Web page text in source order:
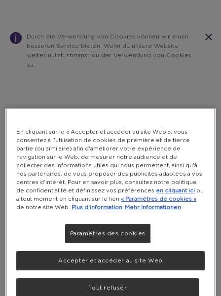
Durch die Verwendung von Cookies können wir einen
besseren Service bieten. Wenn du unsere Website
weiter nutzt, stimmst du der Verwendung von Cookies
zu.
changed
En cliquant sur le « Accepter et accéder au site Web », vous
consentez à l'utilisation de cookies de première et de tierce
partie (ou similaire) afin d'améliorer votre expérience de
navigation sur le Web, de mesurer notre audience et de
collecter des informations utiles qui nous permettent, ainsi qu'à
nos partenaires, de vous proposer des publicités adaptées à vos
centres d'intérêt. Pour en savoir plus, consultez notre politique
de confidentialité et définissez vos préférences en cliquant ici ou
à tout moment en cliquant sur le lien« Paramètres de cookies »
de notre site Web. Plus d'information Mehr Informationen
Paramètres des cookies
Tout refuser
Accepter et accéder au site Web